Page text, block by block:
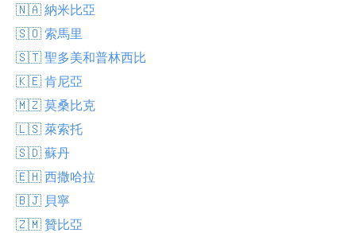
🇳🇦 納米比亞
🇸🇴 索馬里
🇸🇹 聖多美和普林西比
🇰🇪 肯尼亞
🇲🇿 莫桑比克
🇱🇸 萊索托
🇸🇩 蘇丹
🇪🇭 西撒哈拉
🇧🇯 貝寧
🇿🇲 贊比亞